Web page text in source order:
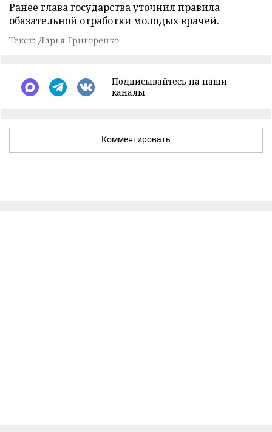
Ранее глава государствауточнилправила
обязательной отработки молодых врачей.
Текст: Дарья Григоренко
Подписывайтесь на наши
каналы
Комментировать